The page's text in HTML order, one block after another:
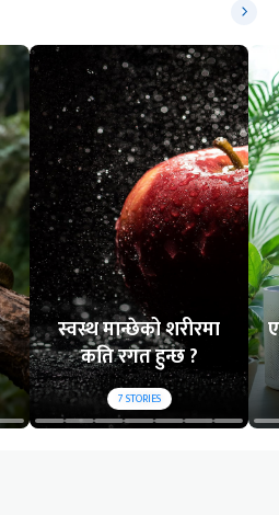
स्वस्थ मान्छेको शरीरमा
कति रगत हुन्छ ?
7STORIES